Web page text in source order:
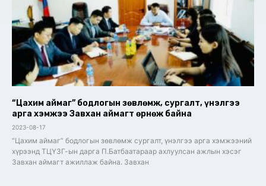
“Цахим аймаг” бодлогын зөвлөмж, сургалт, үнэлгээ
арга хэмжээ Завхан аймагт өрнөж байна
2023-08-17
“Цахим аймаг” бодлогын зөвлөмж сургалт, үнэлгээ арга хэмжээний
хүрээнд ТЦҮЗГ-ын дарга П.Батбаатараар ахлуулсан ажлын хэсэг
Завхан аймагт ажиллаж байна. Завхан